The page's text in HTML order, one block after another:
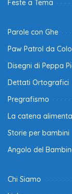
Feste a Tema
Parole con Ghe
Paw Patrol da
Disegni di Peppa
Dettati Ortografici
Pregrafismo
La catena
Storie per bambini
Angolo del
Chi Siamo